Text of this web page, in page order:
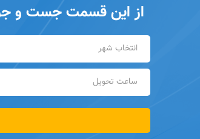
از این قسمت جست و